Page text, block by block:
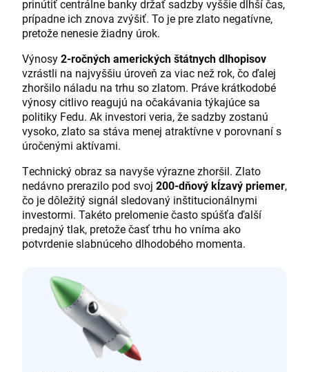
prinútiť centrálne banky držať sadzby vyššie dlhší čas,
prípadne ich znova zvýšiť. To je pre zlato negatívne,
pretože nenesie žiadny úrok.
Výnosy2-ročných amerických štátnych dlhopisov
vzrástli na najvyššiu úroveň za viac než rok, čo ďalej
zhoršilo náladu na trhu so zlatom. Práve krátkodobé
výnosy citlivo reagujú na očakávania týkajúce sa
politiky Fedu. Ak investori veria, že sadzby zostanú
vysoko, zlato sa stáva menej atraktívne v porovnaní s
úročenými aktívami.
Technický obraz sa navyše výrazne zhoršil. Zlato
nedávno prerazilo pod svoj 200-dňový kĺzavý priemer,
čo je dôležitý signál sledovaný inštitucionálnymi
investormi. Takéto prelomenie často spúšťa ďalší
predajný tlak, pretože časť trhu ho vníma ako
potvrdenie slabnúceho dlhodobého momenta.